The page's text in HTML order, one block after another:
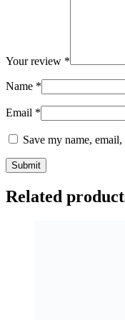
Your review *
Name *
Email *
Save my name,
Related